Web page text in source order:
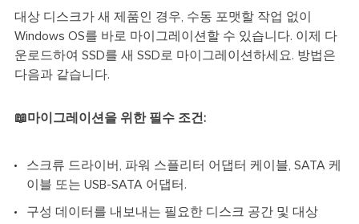
대상 디스크가 새 제품인 경우, 수동 포맷할 작업 없이
Windows OS를 바로 마이그레이션할 수 있습니다. 이제 다
운로드하여 SSD를 새 SSD로 마이그레이션하세요. 방법은
다음과 같습니다.
📖마이그레이션을 위한 필수 조건:
스크류 드라이버, 파워 스플리터 어댑터 케이블, SATA 케
이블 또는 USB-SATA 어댑터.
구성 데이터를 내보내는 필요한 디스크 공간 및 대상